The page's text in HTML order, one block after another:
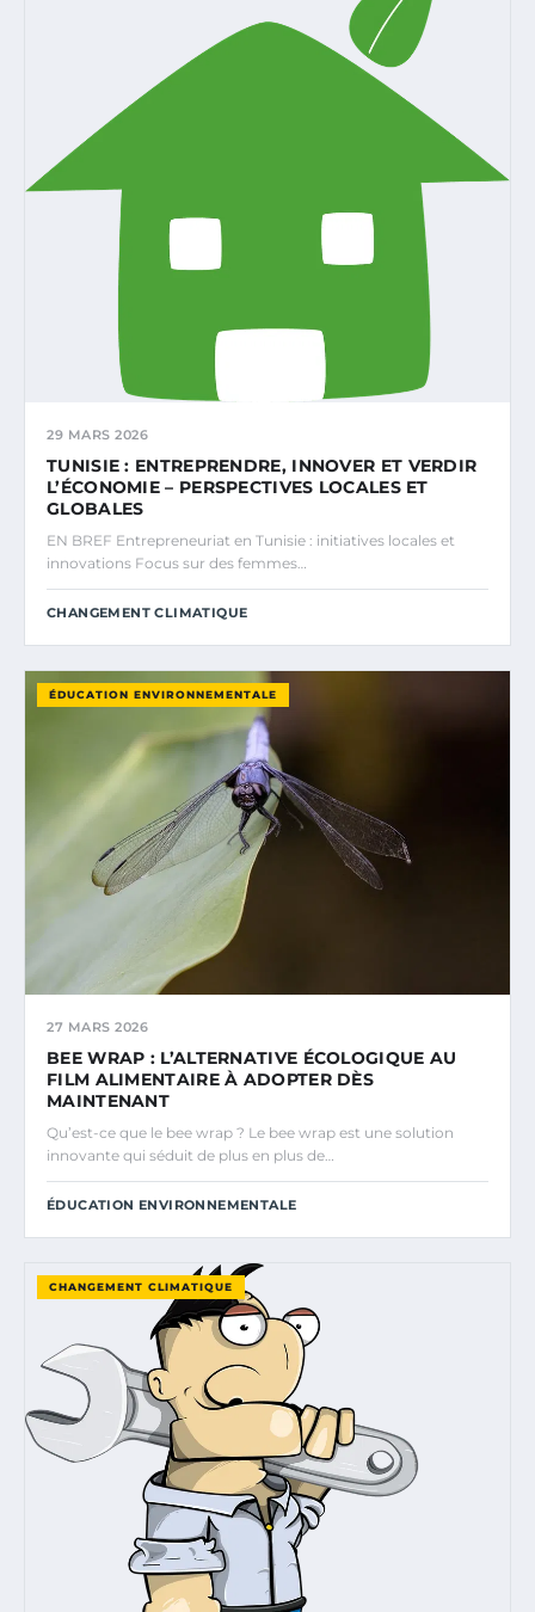
29 MARS 2026
TUNISIE : ENTREPRENDRE, INNOVER ET VERDIR
L’ÉCONOMIE – PERSPECTIVES LOCALES ET
GLOBALES
EN BREF Entrepreneuriat en Tunisie : initiatives locales et
innovations Focus sur des femmes…
CHANGEMENT CLIMATIQUE
ÉDUCATION ENVIRONNEMENTALE
27 MARS 2026
BEE WRAP : L’ALTERNATIVE ÉCOLOGIQUE AU
FILM ALIMENTAIRE À ADOPTER DÈS
MAINTENANT
Qu’est-ce que le bee wrap ? Le bee wrap est une solution
innovante qui séduit de plus en plus de…
ÉDUCATION ENVIRONNEMENTALE
CHANGEMENT CLIMATIQUE